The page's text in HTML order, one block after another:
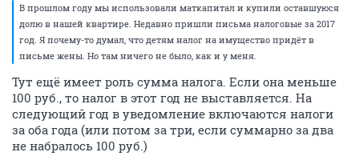
В прошлом году мы использовали маткапитал и купили оставшуюся
долю в нашей квартире. Недавно пришли письма налоговые за 2017
год. Я почему-то думал, что детям налог на имущество придёт в
письме жены. Но там ничего не было, как и у меня.
Тут ещё имеет роль сумма налога. Если она меньше
100 руб., то налог в этот год не выставляется. На
следующий год в уведомление включаются налоги
за оба года (или потом за три, если суммарно за два
не набралось 100 руб.)